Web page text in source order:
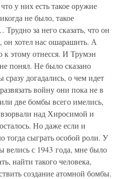
у них есть такое оружие
не было, такое
за него сказать, что он
он хотел нас ошарашить. А
к этому отнесся. И Трумэн
понял. Не было сказано
догадались, о чем идет
войну они пока не в
две бомбы всего имелись,
над Хиросимой и
Но даже если и
тогда сыграть особой роли. У
велись с 1943 года, мне было
найти такого человека,
создание атомной бомбы.